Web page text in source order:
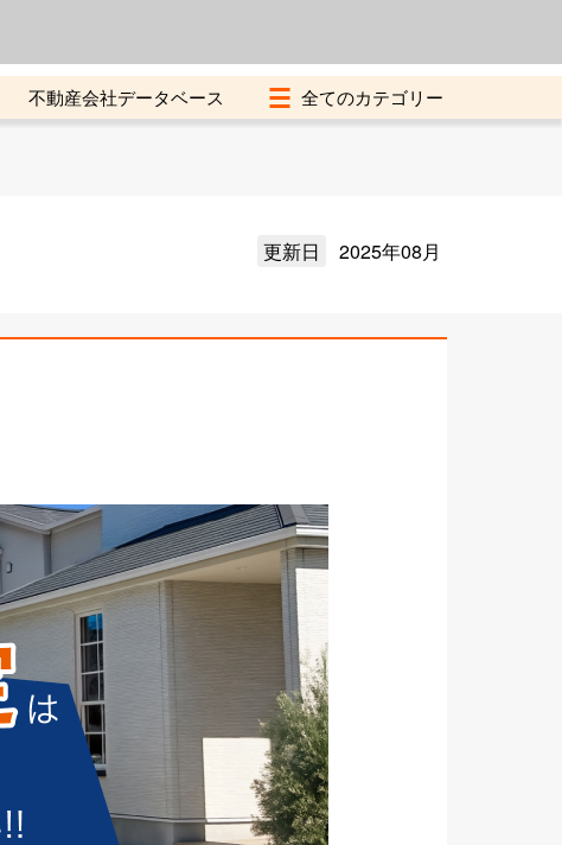
不動産会社データベース
更新日 2025年08月